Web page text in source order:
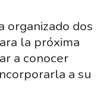
organizado dos
la próxima
a conocer
a su